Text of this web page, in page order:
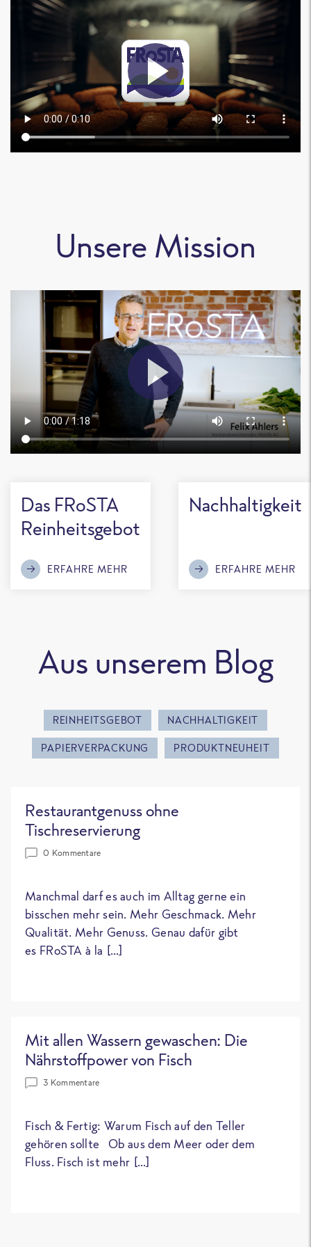
Unsere Mission
Das FRoSTA
Reinheitsgebot
ERFAHRE MEHR
Nachhaltigkeit
ERFAHRE MEHR
Aus unserem Blog
REINHEITSGEBOT NACHHALTIGKEIT
PAPIERVERPACKUNG PRODUKTNEUHEIT
Restaurantgenuss ohne
Tischreservierung
0 Kommentare
Manchmal darf es auch im Alltag gerne ein
bisschen mehr sein. Mehr Geschmack. Mehr
Qualität. Mehr Genuss. Genau dafür gibt
es FRoSTA à la […]
Mit allen Wassern gewaschen: Die
Nährstoffpower von Fisch
3 Kommentare
Fisch & Fertig: Warum Fisch auf den Teller
gehören sollte Ob aus dem Meer oder dem
Fluss. Fisch ist mehr […]